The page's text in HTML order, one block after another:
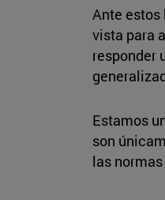
Ante estos
vista para
responder
Estamos
son
las